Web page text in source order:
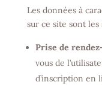
Les données à
sur ce site sont les
Prise de
vous de
d’inscription en